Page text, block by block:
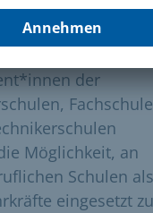
Fachlehrkräfte
Quereinstieg
der
Möglichkeit, an
Schulen als
eingesetzt zu